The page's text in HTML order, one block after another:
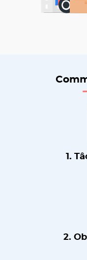
1.
2.